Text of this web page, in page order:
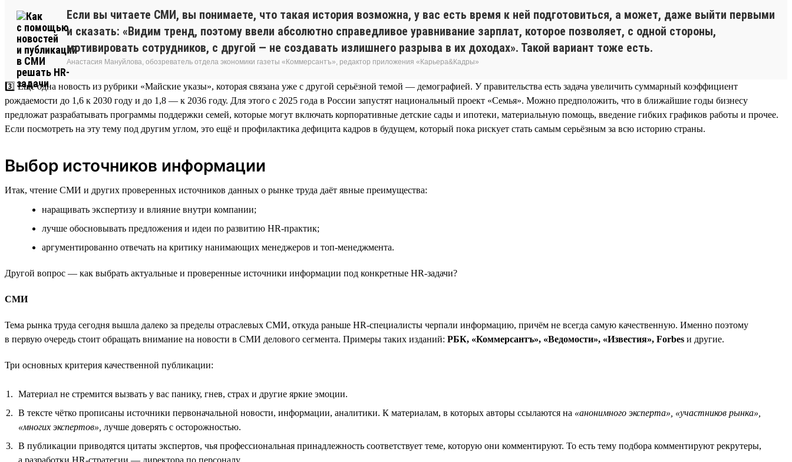
Если вы читаете СМИ, вы понимаете, что такая история возможна, у вас есть время к ней подготовиться, а может, даже выйти первыми
и сказать: «Видим тренд, поэтому ввели абсолютно справедливое уравнивание зарплат, которое позволяет, с одной стороны,
мотивировать сотрудников, с другой — не создавать излишнего разрыва в их доходах». Такой вариант тоже есть.
Анастасия Мануйлова, обозреватель отдела экономики газеты «Коммерсантъ», редактор приложения «Карьера&Кадры»
3️⃣ Ещё одна новость из рубрики «Майские указы», которая связана уже с другой серьёзной темой — демографией. У правительства есть задача увеличить суммарный коэффициент
рождаемости до 1,6 к 2030 году и до 1,8 — к 2036 году. Для этого с 2025 года в России запустят национальный проект «Семья». Можно предположить, что в ближайшие годы бизнесу
предложат разрабатывать программы поддержки семей, которые могут включать корпоративные детские сады и ипотеки, материальную помощь, введение гибких графиков работы и прочее.
Если посмотреть на эту тему под другим углом, это ещё и профилактика дефицита кадров в будущем, который пока рискует стать самым серьёзным за всю историю страны.
Выбор источников информации
Итак, чтение СМИ и других проверенных источников данных о рынке труда даёт явные преимущества:
наращивать экспертизу и влияние внутри компании;
лучше обосновывать предложения и идеи по развитию HR-практик;
аргументированно отвечать на критику нанимающих менеджеров и топ-менеджмента.
Другой вопрос — как выбрать актуальные и проверенные источники информации под конкретные HR-задачи?
СМИ
Тема рынка труда сегодня вышла далеко за пределы отраслевых СМИ, откуда раньше HR-специалисты черпали информацию, причём не всегда самую качественную. Именно поэтому
в первую очередь стоит обращать внимание на новости в СМИ делового сегмента. Примеры таких изданий: РБК, «Коммерсантъ», «Ведомости», «Известия», Forbes и другие.
Три основных критерия качественной публикации:
Материал не стремится вызвать у вас панику, гнев, страх и другие яркие эмоции.
В тексте чётко прописаны источники первоначальной новости, информации, аналитики. К материалам, в которых авторы ссылаются на «анонимного эксперта», «участников рынка»,
«многих экспертов», лучше доверять с осторожностью.
В публикации приводятся цитаты экспертов, чья профессиональная принадлежность соответствует теме, которую они комментируют. То есть тему подбора комментируют рекрутеры,
а разработки HR-стратегии — директора по персоналу.